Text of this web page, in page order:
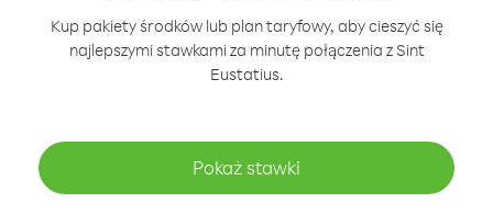
Kup pakiety środków lub plan taryfowy, aby cieszyć się
najlepszymi stawkami za minutę połączenia z Sint
Eustatius.
Pokaż stawki